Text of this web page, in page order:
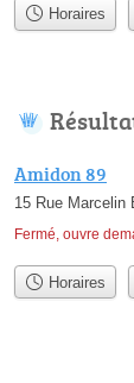
Horaires
Amidon 89
15 Rue Marcelin
Fermé, ouvre
Horaires